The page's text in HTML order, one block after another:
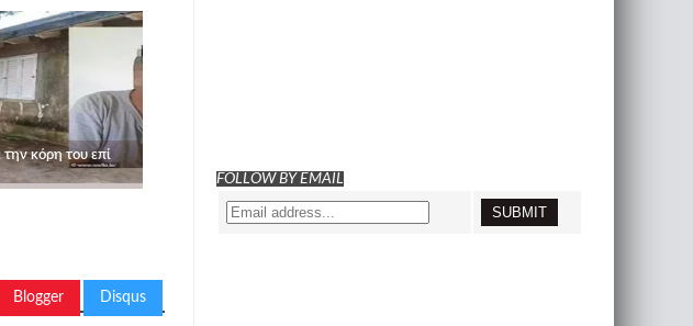
την κόρη του επί
Blogger Disqus
FOLLOW BY EMAIL